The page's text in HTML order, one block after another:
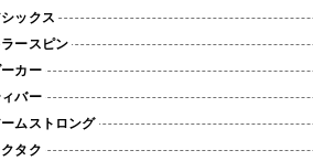
ックス
ースピン
カー
バー
ムストロング
タク